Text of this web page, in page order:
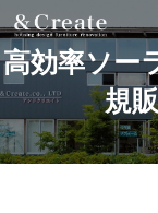
高効率ソー
規